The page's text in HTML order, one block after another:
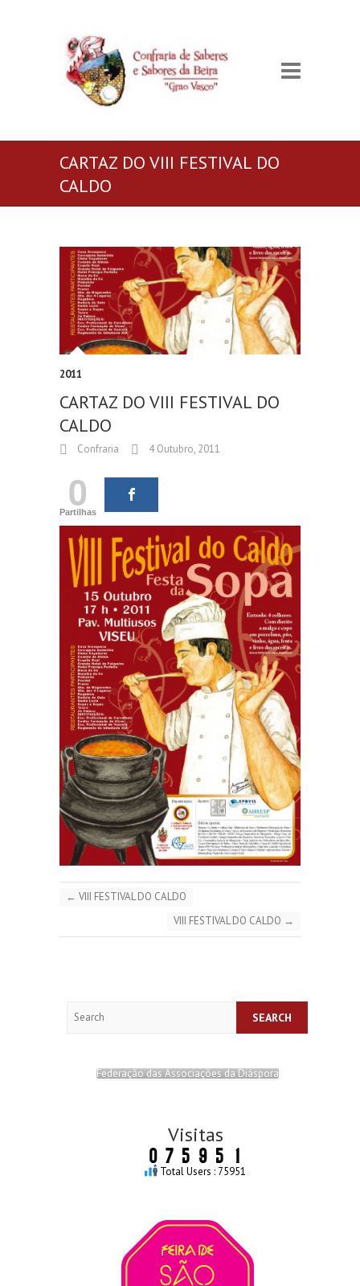
CARTAZ DO VIII FESTIVAL DO
CALDO
2011
CARTAZ DO VIII FESTIVAL DO
CALDO
Confraria 4 Outubro, 2011
0
Partilhas
← VIII FESTIVAL DO CALDO
VIII FESTIVAL DO CALDO →
Federação das Associações da Diáspora
Visitas
Total Users : 75951